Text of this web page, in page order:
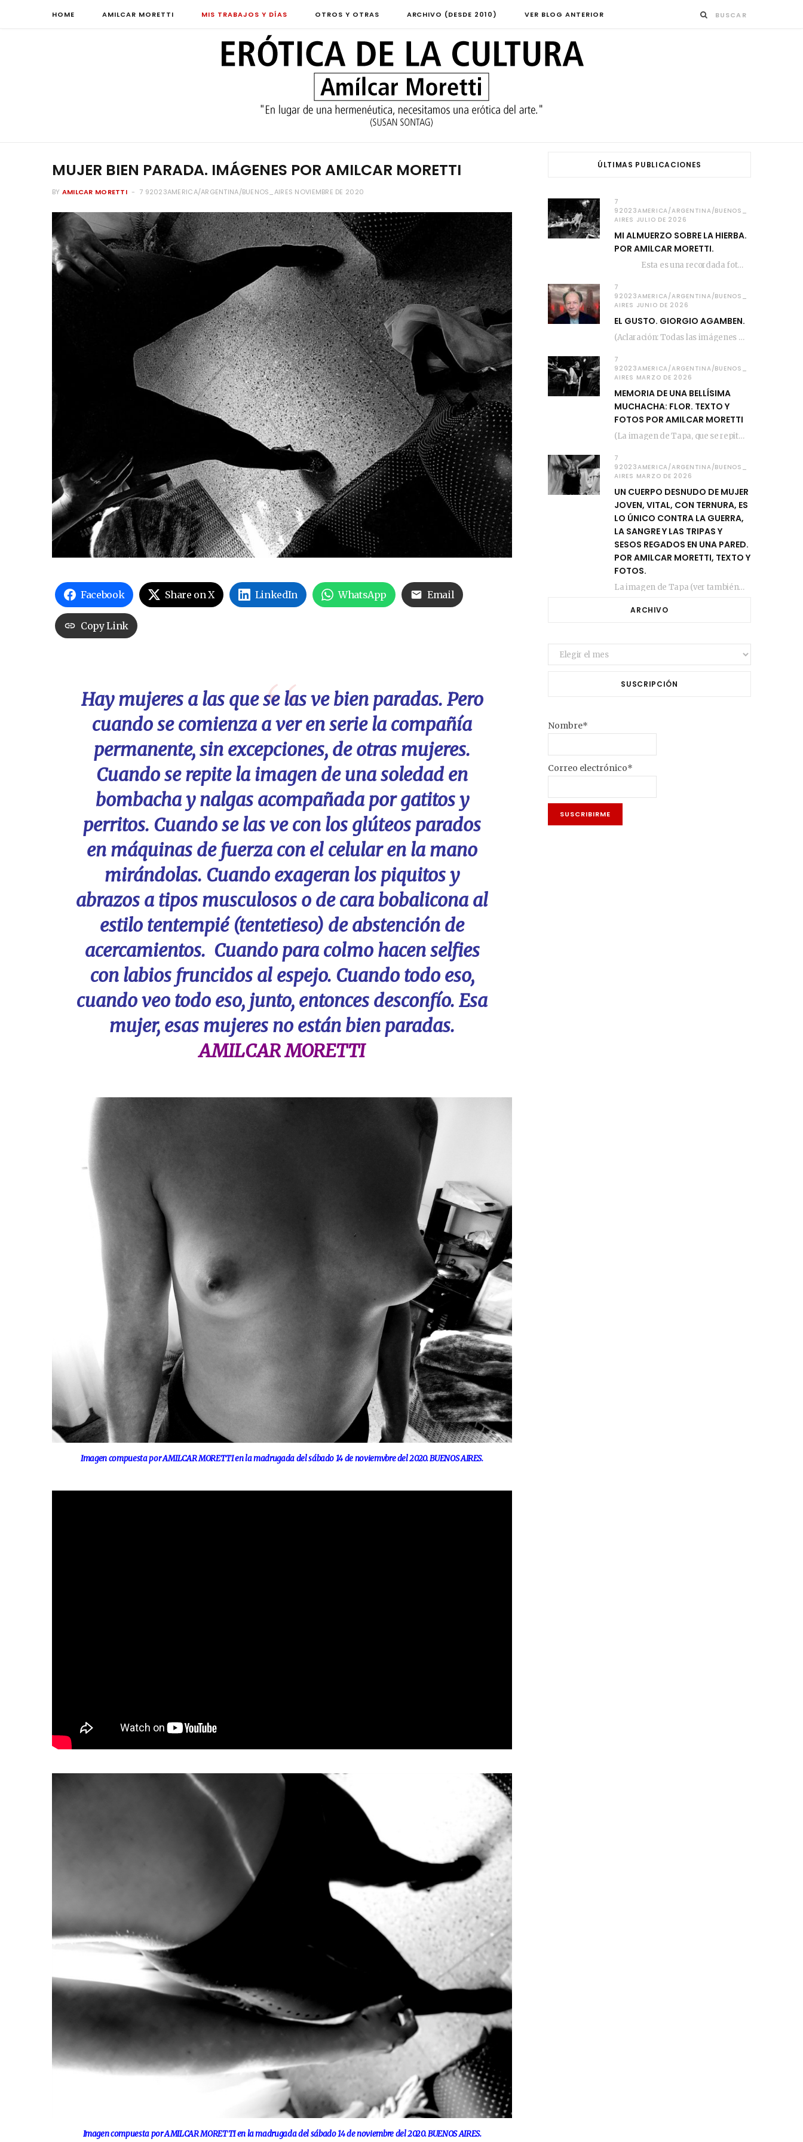
HOME AMILCAR MORETTI MIS TRABAJOS Y DÍAS OTROS Y OTRAS ARCHIVO (DESDE 2010) VER BLOG ANTERIOR
MUJER BIEN PARADA. IMÁGENES POR AMILCAR MORETTI
BY AMILCAR MORETTI 7 92023AMERICA/ARGENTINA/BUENOS_AIRES NOVIEMBRE DE 2020
Facebook Share on X LinkedIn WhatsApp Email
Copy Link
Hay mujeres a las que se las ve bien paradas. Pero
cuando se comienza a ver en serie la compañía
permanente, sin excepciones, de otras mujeres.
Cuando se repite la imagen de una soledad en
bombacha y nalgas acompañada por gatitos y
perritos. Cuando se las ve con los glúteos parados
en máquinas de fuerza con el celular en la mano
mirándolas. Cuando exageran los piquitos y
abrazos a tipos musculosos o de cara bobalicona al
estilo tentempié (tentetieso) de abstención de
acercamientos. Cuando para colmo hacen selfies
con labios fruncidos al espejo. Cuando todo eso,
cuando veo todo eso, junto, entonces desconfío. Esa
mujer, esas mujeres no están bien paradas.
AMILCAR MORETTI
Imagen compuesta por AMILCAR MORETTI en la madrugada del sábado 14 de noviemvbre del 2020. BUENOS AIRES.
Imagen compuesta por AMILCAR MORETTI en la madrugada del sábado 14 de noviembre del 2020. BUENOS AIRES.
ÚLTIMAS PUBLICACIONES
7
92023AMERICA/ARGENTINA/BUENOS_
AIRES JULIO DE 2026
MI ALMUERZO SOBRE LA HIERBA.
POR AMILCAR MORETTI.
Esta es una recordada fotografía que registré…
7
92023AMERICA/ARGENTINA/BUENOS_
AIRES JUNIO DE 2026
EL GUSTO. GIORGIO AGAMBEN.
(Aclaración: Todas las imágenes de este posteo fueron tomadas de Bloghemia.com, y todos los…
7
92023AMERICA/ARGENTINA/BUENOS_
AIRES MARZO DE 2026
MEMORIA DE UNA BELLÍSIMA
MUCHACHA: FLOR. TEXTO Y
FOTOS POR AMILCAR MORETTI
(La imagen de Tapa, que se repite arriba, fue compuesta por Amilcar Moretti el viernes…
7
92023AMERICA/ARGENTINA/BUENOS_
AIRES MARZO DE 2026
UN CUERPO DESNUDO DE MUJER
JOVEN, VITAL, CON TERNURA, ES
LO ÚNICO CONTRA LA GUERRA,
LA SANGRE Y LAS TRIPAS Y
SESOS REGADOS EN UNA PARED.
POR AMILCAR MORETTI, TEXTO Y
FOTOS.
La imagen de Tapa (ver también más arriba) fue compuesta en estos días de febrero…
ARCHIVO
Archivo
SUSCRIPCIÓN
Nombre*
Correo electrónico*